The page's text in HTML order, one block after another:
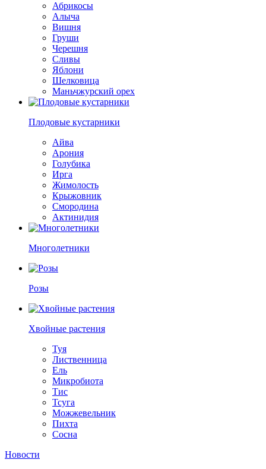
Абрикосы
Алыча
Вишня
Груши
Черешня
Сливы
Яблони
Шелковица
Маньчжурский орех
Плодовые кустарники
Айва
Арония
Голубика
Ирга
Жимолость
Крыжовник
Смородина
Актинидия
Многолетники
Розы
Хвойные растения
Туя
Лиственница
Ель
Микробиота
Тис
Тсуга
Можжевельник
Пихта
Сосна
Новости